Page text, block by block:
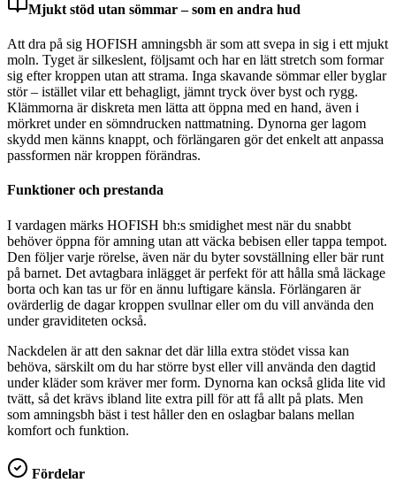
Mjukt stöd utan sömmar – som en andra hud
Att dra på sig HOFISH amningsbh är som att svepa in sig i ett mjukt
moln. Tyget är silkeslent, följsamt och har en lätt stretch som formar
sig efter kroppen utan att strama. Inga skavande sömmar eller byglar
stör – istället vilar ett behagligt, jämnt tryck över byst och rygg.
Klämmorna är diskreta men lätta att öppna med en hand, även i
mörkret under en sömndrucken nattmatning. Dynorna ger lagom
skydd men känns knappt, och förlängaren gör det enkelt att anpassa
passformen när kroppen förändras.
Funktioner och prestanda
I vardagen märks HOFISH bh:s smidighet mest när du snabbt
behöver öppna för amning utan att väcka bebisen eller tappa tempot.
Den följer varje rörelse, även när du byter sovställning eller bär runt
på barnet. Det avtagbara inlägget är perfekt för att hålla små läckage
borta och kan tas ur för en ännu luftigare känsla. Förlängaren är
ovärderlig de dagar kroppen svullnar eller om du vill använda den
under graviditeten också.
Nackdelen är att den saknar det där lilla extra stödet vissa kan
behöva, särskilt om du har större byst eller vill använda den dagtid
under kläder som kräver mer form. Dynorna kan också glida lite vid
tvätt, så det krävs ibland lite extra pill för att få allt på plats. Men
som amningsbh bäst i test håller den en oslagbar balans mellan
komfort och funktion.
Fördelar